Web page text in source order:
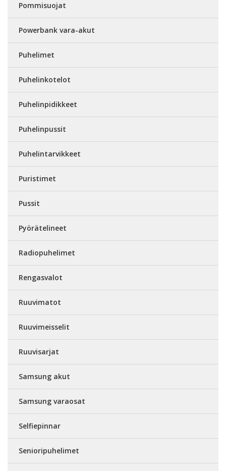
Pommisuojat
Powerbank vara-akut
Puhelimet
Puhelinkotelot
Puhelinpidikkeet
Puhelinpussit
Puhelintarvikkeet
Puristimet
Pussit
Pyörätelineet
Radiopuhelimet
Rengasvalot
Ruuvimatot
Ruuvimeisselit
Ruuvisarjat
Samsung akut
Samsung varaosat
Selfiepinnar
Senioripuhelimet